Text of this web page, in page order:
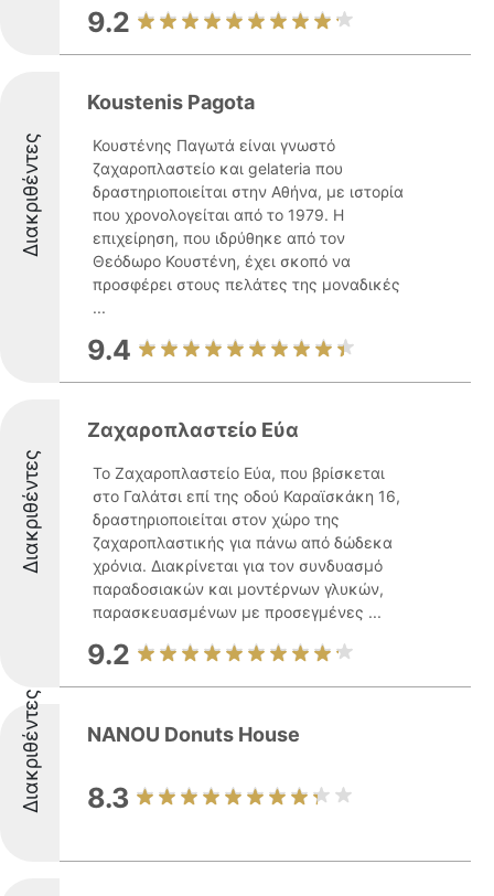
9.2
Διακριθέντες
Koustenis Pagota
Κουστένης Παγωτά είναι γνωστό
ζαχαροπλαστείο και gelateria που
δραστηριοποιείται στην Αθήνα, με ιστορία
που χρονολογείται από το 1979. Η
επιχείρηση, που ιδρύθηκε από τον
Θεόδωρο Κουστένη, έχει σκοπό να
προσφέρει στους πελάτες της μοναδικές
...
9.4
Διακριθέντες
Ζαχαροπλαστείο Εύα
Το Ζαχαροπλαστείο Εύα, που βρίσκεται
στο Γαλάτσι επί της οδού Καραϊσκάκη 16,
δραστηριοποιείται στον χώρο της
ζαχαροπλαστικής για πάνω από δώδεκα
χρόνια. Διακρίνεται για τον συνδυασμό
παραδοσιακών και μοντέρνων γλυκών,
παρασκευασμένων με προσεγμένες ...
9.2
Διακριθέντες NANOU Donuts House
8.3